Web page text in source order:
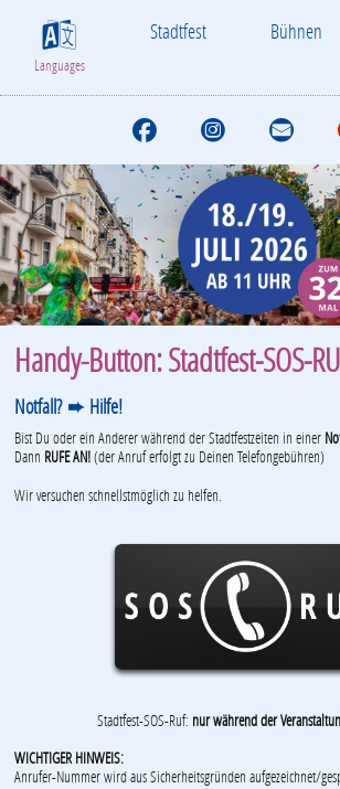
S
Languages
Stadtfest Bühnen
F I M
Handy-Button:
Notfall? ➨ Hilfe!
Bist Du oder ein Anderer während der Stadtfestzeiten in einer
Dann RUFE AN!(der Anruf erfolgt zu Deinen Telefongebühren)
Wir versuchen schnellstmöglich zu helfen.
Stadtfest-SOS-Ruf: nur während der
WICHTIGER HINWEIS:
Anrufer-Nummer wird aus Sicherheitsgründen aufgezeichnet/